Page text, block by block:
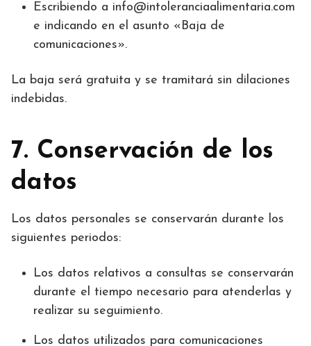
Escribiendo a info@intoleranciaalimentaria.com
e indicando en el asunto «Baja de
comunicaciones».
La baja será gratuita y se tramitará sin dilaciones
indebidas.
7. Conservación de los
datos
Los datos personales se conservarán durante los
siguientes periodos:
Los datos relativos a consultas se conservarán
durante el tiempo necesario para atenderlas y
realizar su seguimiento.
Los datos utilizados para comunicaciones